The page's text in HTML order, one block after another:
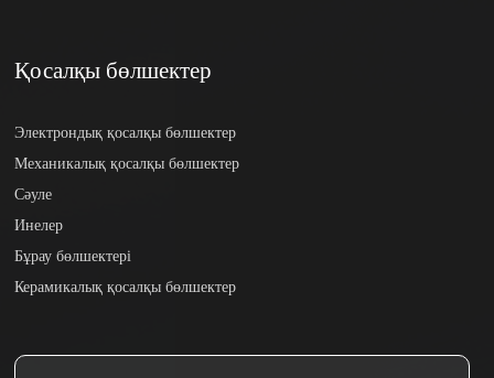
Қосалқы бөлшектер
Электрондық қосалқы бөлшектер
Механикалық қосалқы бөлшектер
Сәуле
Инелер
Бұрау бөлшектері
Керамикалық қосалқы бөлшектер